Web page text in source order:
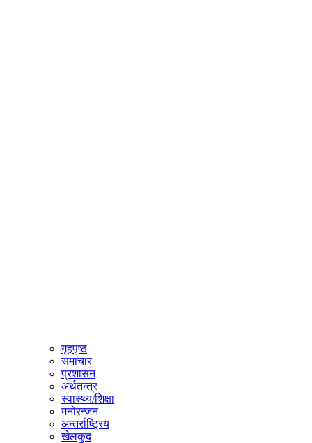
गृहपृष्ठ
समाचार
प्रशासन
अर्थतन्त्र
स्वास्थ्य/शिक्षा
मनोरन्जन
अन्तर्राष्ट्रिय
खेलकुद